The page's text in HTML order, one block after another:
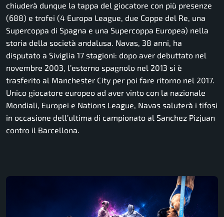
chiuderà dunque la tappa del giocatore con più presenze
(688) e trofei (4 Europa League, due Coppe del Re, una
Supercoppa di Spagna e una Supercoppa Europea) nella
storia della società andalusa. Navas, 38 anni, ha
disputato a Siviglia 17 stagioni: dopo aver debuttato nel
novembre 2003, l’esterno spagnolo nel 2013 si è
trasferito al Manchester City per poi fare ritorno nel 2017.
Unico giocatore europeo ad aver vinto con la nazionale
Mondiali, Europei e Nations League, Navas saluterà i tifosi
in occasione dell’ultima di campionato al Sanchez Pizjuan
contro il Barcellona.